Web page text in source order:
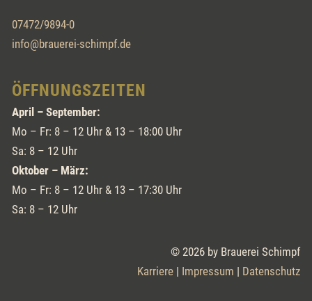
07472/9894-0
info@brauerei-schimpf.de
ÖFFNUNGSZEITEN
April – September:
Mo – Fr: 8 – 12 Uhr & 13 – 18:00 Uhr
Sa: 8 – 12 Uhr
Oktober – März:
Mo – Fr: 8 – 12 Uhr & 13 – 17:30 Uhr
Sa: 8 – 12 Uhr
© 2026 by Brauerei Schimpf
Karriere | Impressum | Datenschutz